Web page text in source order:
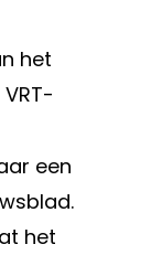
het
een
het